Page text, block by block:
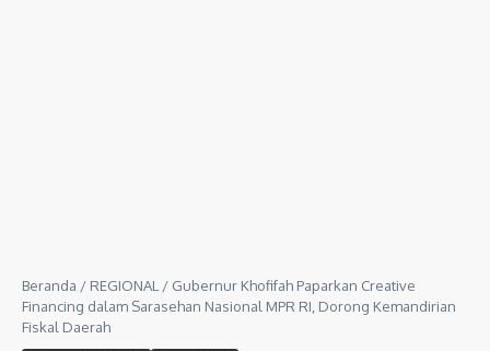
Beranda / REGIONAL / Gubernur Khofifah Paparkan Creative
Financing dalam Sarasehan Nasional MPR RI, Dorong Kemandirian
Fiskal Daerah